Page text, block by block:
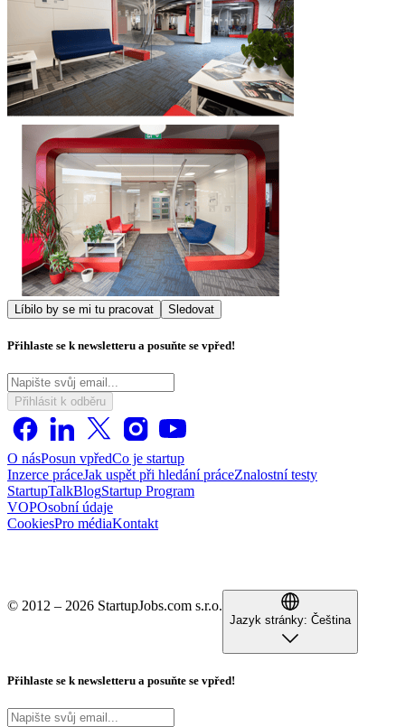
Líbilo by se mi tu pracovat Sledovat
Přihlaste se k newsletteru a posuňte se vpřed!
Přihlásit k odběru
O násPosun vpředCo je startup
Inzerce práceJak uspět při hledání práceZnalostní testy
StartupTalkBlogStartup Program
VOPOsobní údaje
CookiesPro médiaKontakt
© 2012 – 2026 StartupJobs.com s.r.o.
Jazyk stránky: Čeština
Přihlaste se k newsletteru a posuňte se vpřed!